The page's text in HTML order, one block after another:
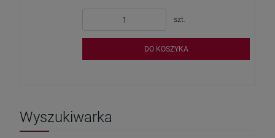
szt.
DO KOSZYKA
Wyszukiwarka